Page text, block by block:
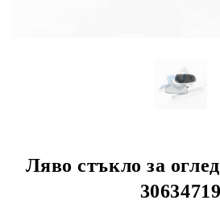
Ляво стъкло за
30634719